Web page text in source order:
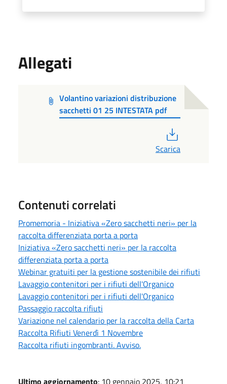
Allegati
Volantino variazioni distribuzione
sacchetti 01 25 INTESTATA pdf
Scarica
Contenuti correlati
Promemoria - Iniziativa «Zero sacchetti neri» per la
raccolta differenziata porta a porta
Iniziativa «Zero sacchetti neri» per la raccolta
differenziata porta a porta
Webinar gratuiti per la gestione sostenibile dei rifiuti
Lavaggio contenitori per i rifiuti dell'Organico
Lavaggio contenitori per i rifiuti dell'Organico
Passaggio raccolta rifiuti
Variazione nel calendario per la raccolta della Carta
Raccolta Rifiuti Venerdì 1 Novembre
Raccolta rifiuti ingombranti. Avviso.
Ultimo aggiornamento: 10 gennaio 2025, 10:21